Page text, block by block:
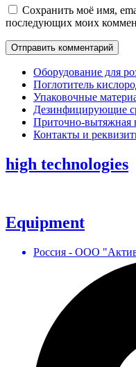
Сохранить моё имя,
последующих моих
Оборудование для
Поглотитель
Упаковочные
Дезинфицирующие
Приточно-вытяжная
Контакты и
high technologies
Equipment
Россия - ООО